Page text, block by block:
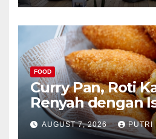
FOOD
Curry Pan, Roti
Renyah dengan
Menggoda
AUGUST 7, 2026 PUTRI